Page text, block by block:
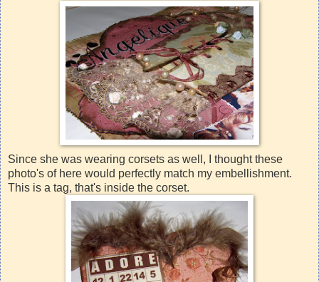
Since she was wearing corsets as well, I thought these
photo's of here would perfectly match my embellishment.
This is a tag, that's inside the corset.